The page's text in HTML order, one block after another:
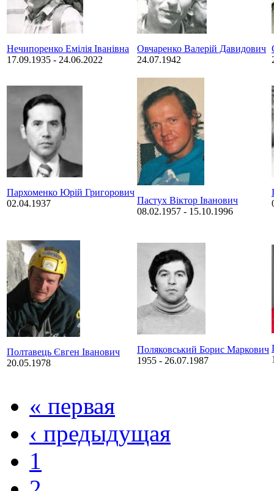
Нечипоренко Емілія Іванівна
17.09.1935 - 24.06.2022
Овчаренко Валерій Давидович
24.07.1942
Пархоменко Юрій Григорович
02.04.1937
Пастух Віктор Іванович
08.02.1957 - 15.10.1996
Полтавець Євген Іванович
20.05.1978
Поляковський Борис Маркович
1955 - 26.07.1987
« первая
‹ предыдущая
1